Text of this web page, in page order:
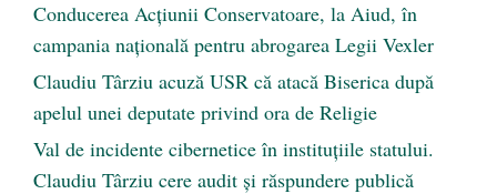
Conducerea Acțiunii Conservatoare, la Aiud, în
campania națională pentru abrogarea Legii Vexler
Claudiu Târziu acuză USR că atacă Biserica după
apelul unei deputate privind ora de Religie
Val de incidente cibernetice în instituțiile statului.
Claudiu Târziu cere audit și răspundere publică